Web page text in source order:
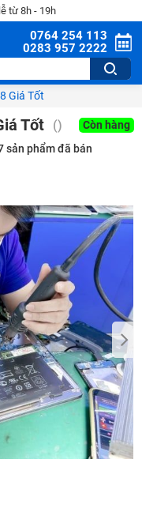
từ 8h - 19h
0764 254 113
0283 957 2222
Giá Tốt
Tốt ()
Còn hàng
sản phẩm đã bán